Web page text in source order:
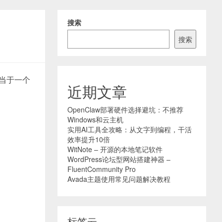
于一个
搜索
搜索
近期文章
OpenClaw部署硬件选择避坑：不推荐
Windows和云主机
实用AI工具全攻略：从文字到编程，干活
效率提升10倍
WitNote – 开源的本地笔记软件
WordPress论坛型网站搭建神器 –
FluentCommunity Pro
Avada主题使用常见问题解决教程